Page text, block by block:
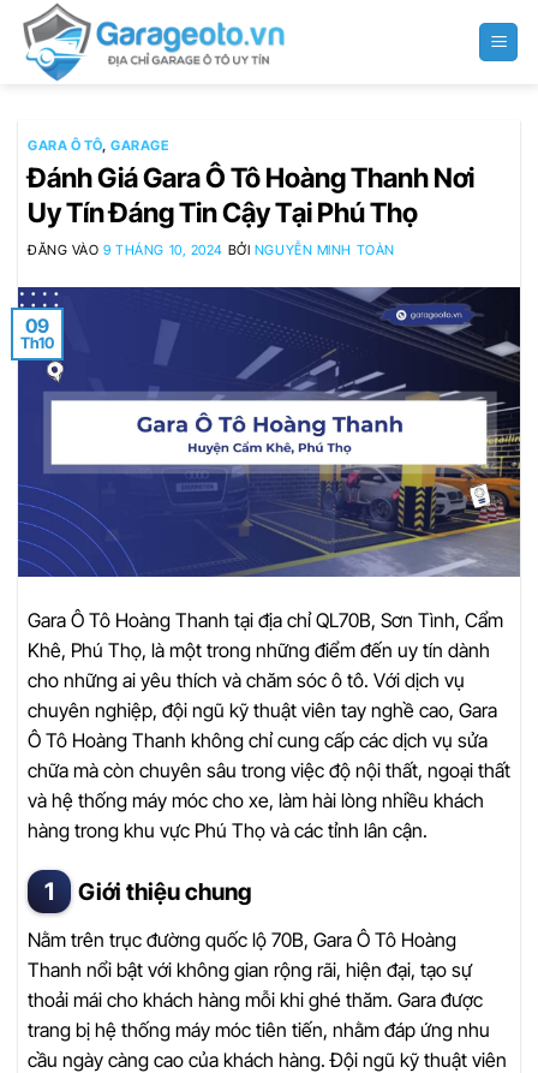
qua
GARA Ô TÔ,GARAGE
Đánh Giá Gara Ô Tô Hoàng Thanh Nơi
Uy Tín Đáng Tin Cậy Tại Phú Thọ
ĐĂNG VÀO9 THÁNG 10, 2024 BỞI NGUYỄN MINH TOÀN
09
Th10
Gara Ô Tô Hoàng Thanh tại địa chỉ QL70B, Sơn Tình, Cẩm
Khê, Phú Thọ, là một trong những điểm đến uy tín dành
cho những ai yêu thích và chăm sóc ô tô. Với dịch vụ
chuyên nghiệp, đội ngũ kỹ thuật viên tay nghề cao, Gara
Ô Tô Hoàng Thanh không chỉ cung cấp các dịch vụ sửa
chữa mà còn chuyên sâu trong việc độ nội thất, ngoại thất
và hệ thống máy móc cho xe, làm hài lòng nhiều khách
hàng trong khu vực Phú Thọ và các tỉnh lân cận.
Giới thiệu chung
Nằm trên trục đường quốc lộ 70B, Gara Ô Tô Hoàng
Thanh nổi bật với không gian rộng rãi, hiện đại, tạo sự
thoải mái cho khách hàng mỗi khi ghé thăm. Gara được
trang bị hệ thống máy móc tiên tiến, nhằm đáp ứng nhu
cầu ngày càng cao của khách hàng. Đội ngũ kỹ thuật viên